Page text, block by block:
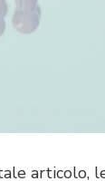
articolo,